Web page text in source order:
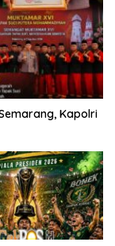
Kapolri